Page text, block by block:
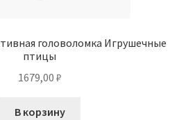
головоломка Игрушечные
птицы
1679,00 ₽
В корзину